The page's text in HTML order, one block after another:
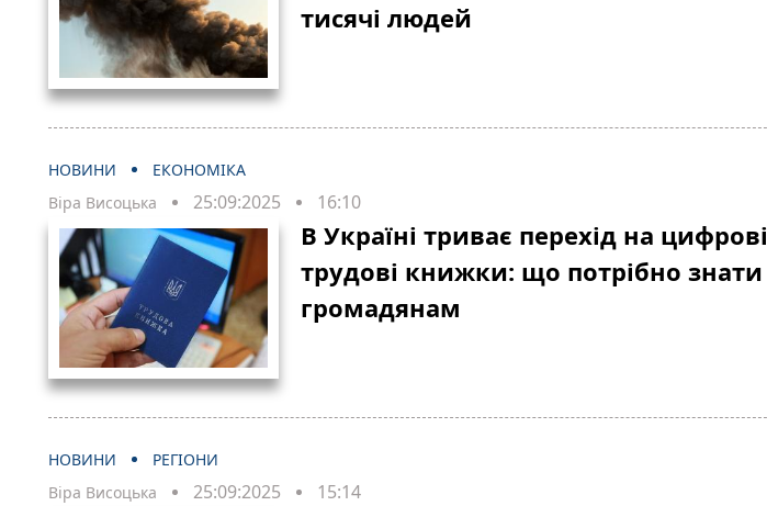
тисячі людей
НОВИНИ
ЕКОНОМІКА
Віра Висоцька
25:09:2025 16:10
В Україні триває перехід на цифрові
трудові книжки: що потрібно знати
громадянам
НОВИНИ
РЕГІОНИ
Віра Висоцька
25:09:2025 15:14